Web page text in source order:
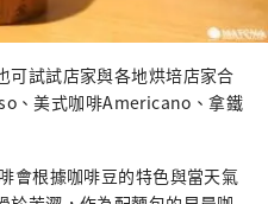
可試試店家與各地烘培店家合
、美式咖啡Americano、拿鐵
會根據咖啡豆的特色與當天氣